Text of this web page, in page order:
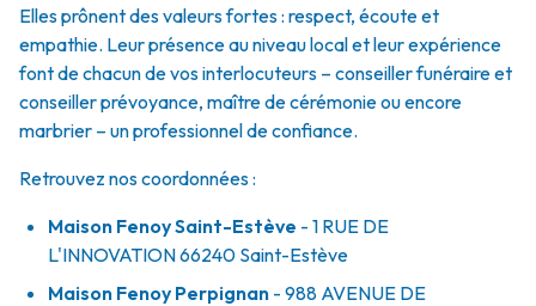
Elles prônent des valeurs fortes : respect, écoute et
empathie. Leur présence au niveau local et leur expérience
font de chacun de vos interlocuteurs – conseiller funéraire et
conseiller prévoyance, maître de cérémonie ou encore
marbrier – un professionnel de confiance.
Retrouvez nos coordonnées :
Maison Fenoy Saint-Estève - 1 RUE DE
L'INNOVATION66240 Saint-Estève
Maison Fenoy Perpignan - 988 AVENUE DE